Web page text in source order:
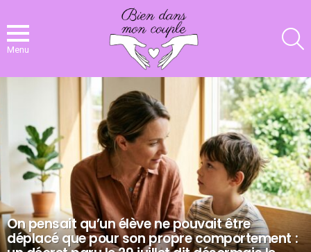
Menu
On pensait qu’un élève ne pouvait être
déplacé que pour son propre comportement :